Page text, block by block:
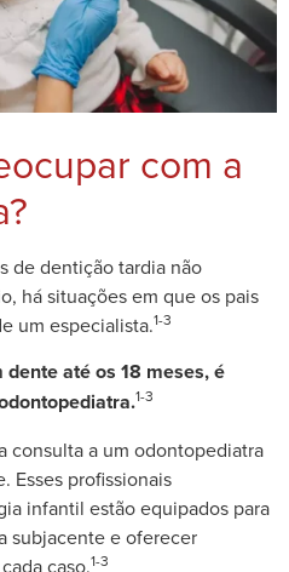
com a
de dentição tardia não
há situações em que os pais
um especialista.1-3
até os 18 meses, é
1-3
consulta a um odontopediatra
Esses profissionais
infantil estão equipados para
subjacente e oferecer
caso.1-3